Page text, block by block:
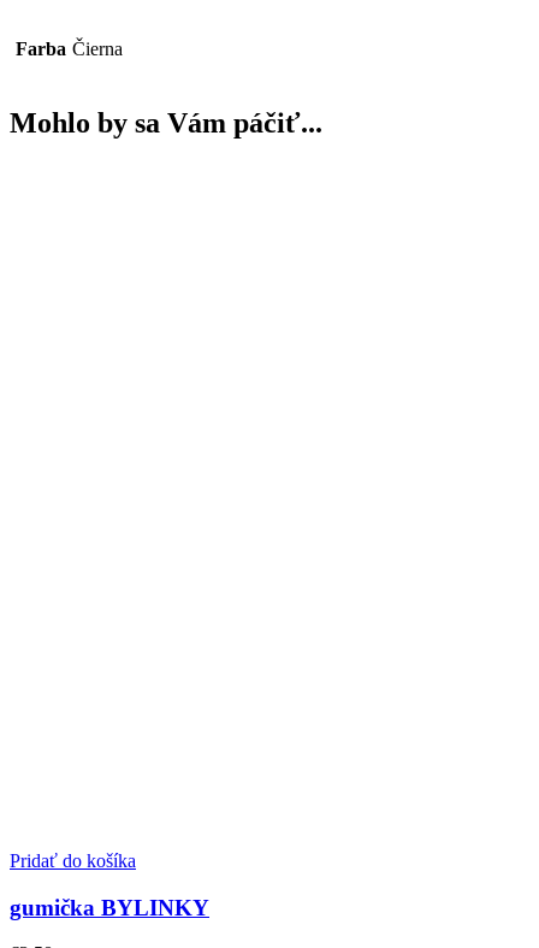
Farba Čierna
Mohlo by sa Vám páčiť...
Pridať do košíka
gumička BYLINKY